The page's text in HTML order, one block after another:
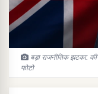
बड़ा राजनीतिक झटका:
फोटो